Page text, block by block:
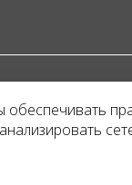
Представленная на
и не является